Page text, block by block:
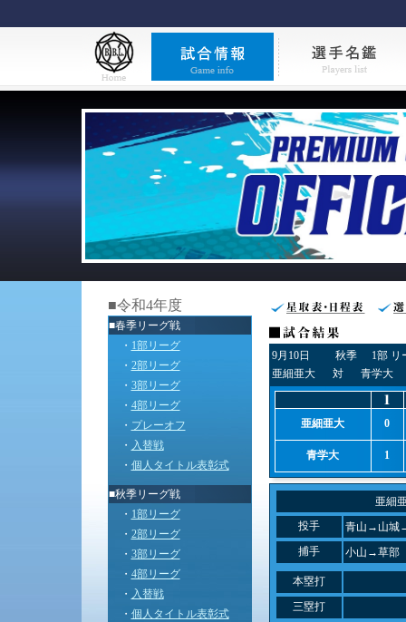
■令和4年度
■春季リーグ戦
・ 1部リーグ
・ 2部リーグ
・ 3部リーグ
・ 4部リーグ
・ プレーオフ
・ 入替戦
・ 個人タイトル表彰式
■秋季リーグ戦
・ 1部リーグ
・ 2部リーグ
・ 3部リーグ
・ 4部リーグ
・ 入替戦
・ 個人タイトル表彰式
9月10日 秋季
1部 リ
亜細亜大
対 青学大
亜細亜大 0
青学大 1
亜細
投手
青山→山城
捕手
小山→草部
本塁打
三塁打